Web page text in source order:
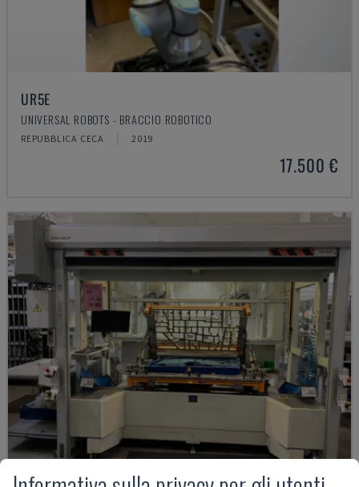
UR5E
UNIVERSAL ROBOTS - BRACCIO ROBOTICO
REPUBBLICA CECA 2019
17.500 €